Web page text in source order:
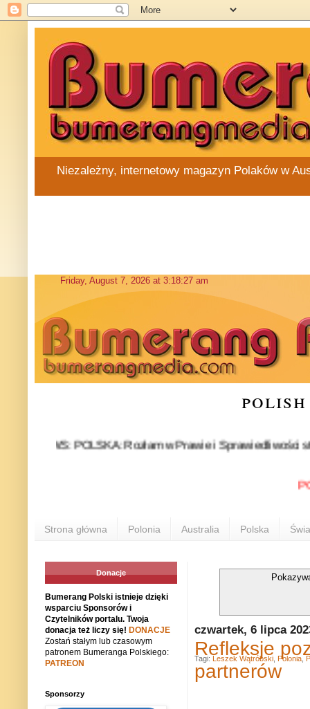
Niezależny, internetowy magazyn Polaków w
POLSKA: Rozłam w Prawie i Sprawiedliwości stał się
Strona główna Polonia Australia Polska
czwartek, 6 lipca
Refleksje
partnerów
Tagi: Leszek Wątróbski Polonia
Donacje
Bumerang Polski istnieje dzięki
wsparciu Sponsorów i
Czytelników portalu. Twoja
donacja też liczy się! DONACJE
Zostań stałym lub czasowym
patronem Bumeranga Polskiego:
PATREON
Sponsorzy